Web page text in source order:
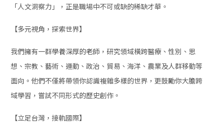
「人文洞察力」，正是職場中不可或缺的稀缺才華。
【多元視角，探索世界】
我們擁有一群學養深厚的老師，研究領域橫跨醫療、性別、思
想、宗教、藝術、運動、政治、貿易、海洋、農業及人群移動等
面向。他們不僅將帶領你認識複雜多樣的世界，更鼓勵你大膽跨
域學習，嘗試不同形式的歷史創作。
【立足台灣，接軌國際】